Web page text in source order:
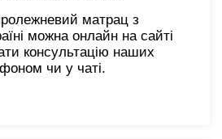
матрац з
можна онлайн на сайті
консультацію наших
чи у чаті.